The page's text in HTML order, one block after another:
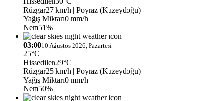
Rüzgar27 km/h | Poyraz (Kuzeydoğu)
Yağış Miktarı0 mm/h
Nem51%
03:0010 Ağustos 2026, Pazartesi
25°C
Hissedilen29°C
Rüzgar25 km/h | Poyraz (Kuzeydoğu)
Yağış Miktarı0 mm/h
Nem50%